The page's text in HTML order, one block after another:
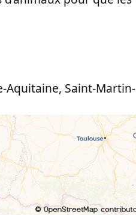
Aquitaine, Saint-Martin-